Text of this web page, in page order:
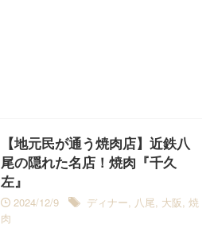
【地元民が通う焼肉店】近鉄八
尾の隠れた名店！焼肉『千久
左』
2024/12/9
ディナー, 八尾, 大阪, 焼
肉